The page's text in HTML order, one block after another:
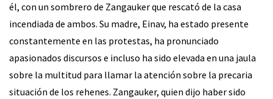
él, con un sombrero de Zangauker que rescató de la casa
incendiada de ambos. Su madre, Einav, ha estado presente
constantemente en las protestas, ha pronunciado
apasionados discursos e incluso ha sido elevada en una jaula
sobre la multitud para llamar la atención sobre la precaria
situación de los rehenes. Zangauker, quien dijo haber sido